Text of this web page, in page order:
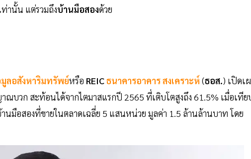
านั้น แต่รวมถึงบ้านมือสองด้วย
ลอสังหาริมทรัพย์หรือ REICธนาคารอาคาร สงเคราะห์ (ธอส.) เปิดเ
ณบวก สะท้อนได้จากไตมาสแรกปี 2565 ที่เติบโตสูงถึง 61.5% เมื่อเทีย
มือสองที่ขายในตลาดเฉลี่ย 5 แสนหน่วย มูลค่า 1.5 ล้านล้านบาท โดย